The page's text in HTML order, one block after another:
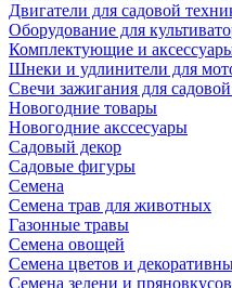
Двигатели для садовой
Оборудование для
Комплектующие и
Шнеки и удлинители для
Свечи зажигания для
Новогодние товары
Новогодние акссесуары
Садовый декор
Садовые фигуры
Семена
Семена трав для животных
Газонные травы
Семена овощей
Семена цветов и
Семена зелени и